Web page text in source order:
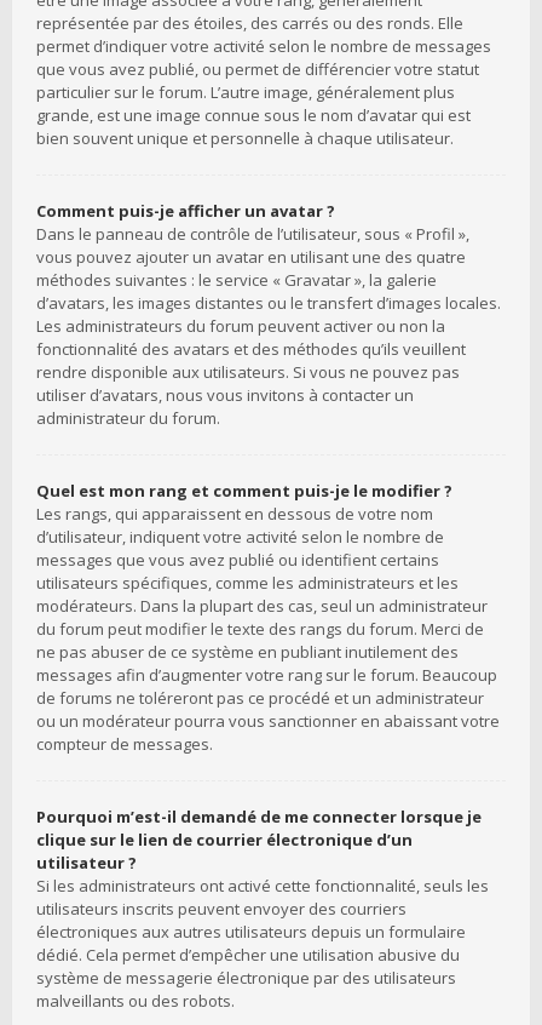
représentée par des étoiles, des carrés ou des ronds. Elle
permet d’indiquer votre activité selon le nombre de messages
que vous avez publié, ou permet de différencier votre statut
particulier sur le forum. L’autre image, généralement plus
grande, est une image connue sous le nom d’avatar qui est
bien souvent unique et personnelle à chaque utilisateur.
Comment puis-je afficher un avatar ?
Dans le panneau de contrôle de l’utilisateur, sous « Profil »,
vous pouvez ajouter un avatar en utilisant une des quatre
méthodes suivantes : le service « Gravatar », la galerie
d’avatars, les images distantes ou le transfert d’images locales.
Les administrateurs du forum peuvent activer ou non la
fonctionnalité des avatars et des méthodes qu’ils veuillent
rendre disponible aux utilisateurs. Si vous ne pouvez pas
utiliser d’avatars, nous vous invitons à contacter un
administrateur du forum.
Quel est mon rang et comment puis-je le modifier ?
Les rangs, qui apparaissent en dessous de votre nom
d’utilisateur, indiquent votre activité selon le nombre de
messages que vous avez publié ou identifient certains
utilisateurs spécifiques, comme les administrateurs et les
modérateurs. Dans la plupart des cas, seul un administrateur
du forum peut modifier le texte des rangs du forum. Merci de
ne pas abuser de ce système en publiant inutilement des
messages afin d’augmenter votre rang sur le forum. Beaucoup
de forums ne toléreront pas ce procédé et un administrateur
ou un modérateur pourra vous sanctionner en abaissant votre
compteur de messages.
Pourquoi m’est-il demandé de me connecter lorsque je
clique sur le lien de courrier électronique d’un
utilisateur ?
Si les administrateurs ont activé cette fonctionnalité, seuls les
utilisateurs inscrits peuvent envoyer des courriers
électroniques aux autres utilisateurs depuis un formulaire
dédié. Cela permet d’empêcher une utilisation abusive du
système de messagerie électronique par des utilisateurs
malveillants ou des robots.